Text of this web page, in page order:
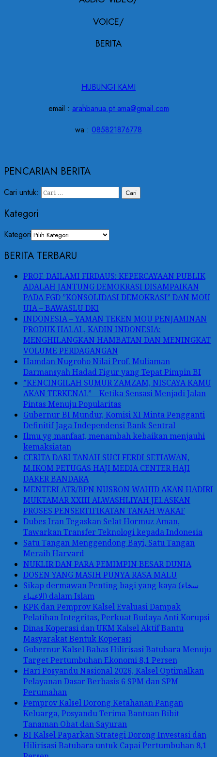
VOICE/
BERITA
HUBUNGI KAMI
email : arahbanua.pt.ama@gmail.com
wa : 085821876778
PENCARIAN BERITA
Cari untuk:
Kategori
Kategori
BERITA TERBARU
PROF. DAILAMI FIRDAUS: KEPERCAYAAN PUBLIK
ADALAH JANTUNG DEMOKRASI DISAMPAIKAN
PADA FGD ”KONSOLIDASI DEMOKRASI” DAN MOU
UIA – BAWASLU DKI
INDONESIA – YAMAN TEKEN MOU PENJAMINAN
PRODUK HALAL, KADIN INDONESIA:
MENGHILANGKAN HAMBATAN DAN MENINGKAT
VOLUME PERDAGANGAN
Hamdan Nugroho Nilai Prof. Muliaman
Darmansyah Hadad Figur yang Tepat Pimpin BI
”KENCINGILAH SUMUR ZAMZAM, NISCAYA KAMU
AKAN TERKENAL” – Ketika Sensasi Menjadi Jalan
Pintas Menuju Popularitas
Gubernur BI Mundur, Komisi XI Minta Pengganti
Definitif Jaga Independensi Bank Sentral
Ilmu yg manfaat, menambah kebaikan menjauhi
kemaksiatan
CERITA DARI TANAH SUCI FERDI SETIAWAN,
M.IKOM PETUGAS HAJI MEDIA CENTER HAJI
DAKER BANDARA
MENTERI ATR/BPN NUSRON WAHID AKAN HADIRI
MUKTAMAR XXIII ALWASHLIYAH JELASKAN
PROSES PENSERTIFIKATAN TANAH WAKAF
Dubes Iran Tegaskan Selat Hormuz Aman,
Tawarkan Transfer Teknologi kepada Indonesia
Satu Tangan Menggendong Bayi, Satu Tangan
Meraih Harvard
NUKLIR DAN PARA PEMIMPIN BESAR DUNIA
DOSEN YANG MASIH PUNYA RASA MALU
Sikap dermawan Penting bagi yang kaya (سخاء
الاغنياء) dalam Islam
KPK dan Pemprov Kalsel Evaluasi Dampak
Pelatihan Integritas, Perkuat Budaya Anti Korupsi
Dinas Koperasi dan UKM Kalsel Aktif Bantu
Masyarakat Bentuk Koperasi
Gubernur Kalsel Bahas Hilirisasi Batubara Menuju
Target Pertumbuhan Ekonomi 8,1 Persen
Hari Posyandu Nasional 2026, Kalsel Optimalkan
Pelayanan Dasar Berbasis 6 SPM dan SPM
Perumahan
Pemprov Kalsel Dorong Ketahanan Pangan
Keluarga, Posyandu Terima Bantuan Bibit
Tanaman Obat dan Sayuran
BI Kalsel Paparkan Strategi Dorong Investasi dan
Hilirisasi Batubara untuk Capai Pertumbuhan 8,1